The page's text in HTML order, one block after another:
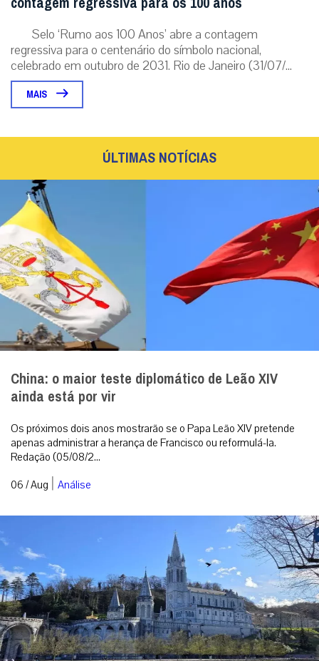
Selo ‘Rumo aos 100 Anos’ abre a contagem
regressiva para o centenário do símbolo nacional,
celebrado em outubro de 2031. Rio de Janeiro (31/07/...
MAIS
ÚLTIMAS NOTÍCIAS
China: o maior teste diplomático de Leão XIV
ainda está por vir
Os próximos dois anos mostrarão se o Papa Leão XIV pretende
apenas administrar a herança de Francisco ou reformulá-la.
Redação (05/08/2...
06 / Aug | Análise